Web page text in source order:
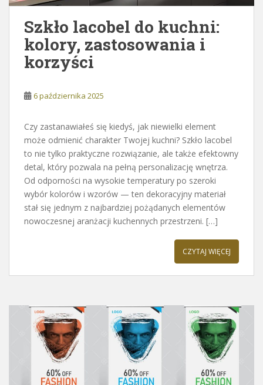
Szkło lacobel do kuchni:
kolory, zastosowania i
korzyści
6 października 2025
Czy zastanawiałeś się kiedyś, jak niewielki element
może odmienić charakter Twojej kuchni? Szkło lacobel
to nie tylko praktyczne rozwiązanie, ale także efektowny
detal, który pozwala na pełną personalizację wnętrza.
Od odporności na wysokie temperatury po szeroki
wybór kolorów i wzorów — ten dekoracyjny materiał
stał się jednym z najbardziej pożądanych elementów
nowoczesnej aranżacji kuchennych przestrzeni. […]
CZYTAJ WIĘCEJ